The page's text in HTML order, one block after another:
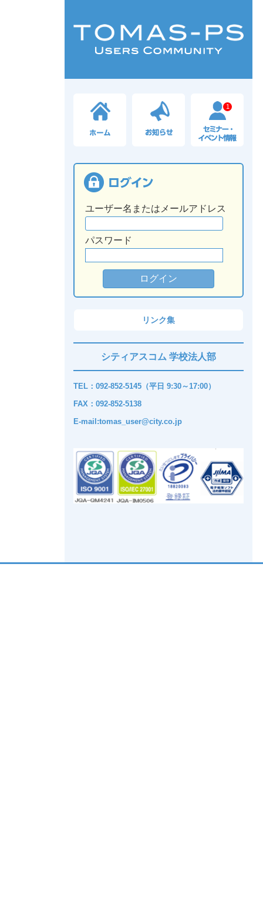
1
ユーザー名またはメールアドレス
パスワード
リンク集
シティアスコム 学校法人部
TEL：092-852-5145（平日 9:30～17:00）
FAX：092-852-5138
E-mail:tomas_user@city.co.jp